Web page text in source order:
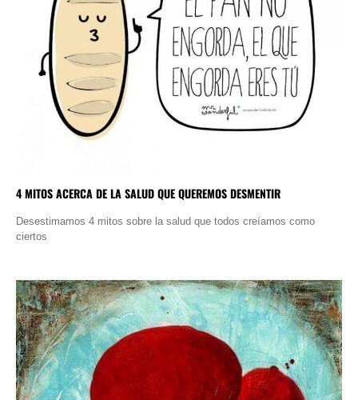
4 MITOS ACERCA DE LA SALUD QUE QUEREMOS DESMENTIR
Desestimamos 4 mitos sobre la salud que todos creíamos como
ciertos